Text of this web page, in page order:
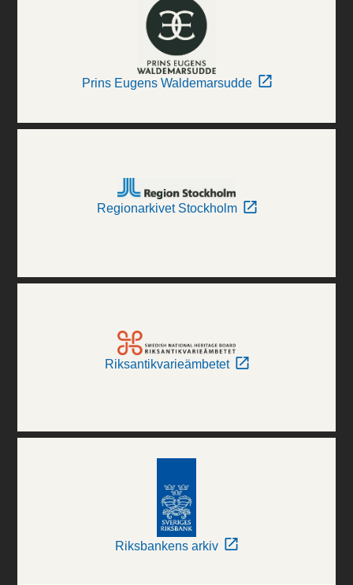
Prins Eugens Waldemarsudde
Regionarkivet Stockholm
Riksantikvarieämbetet
Riksbankens arkiv